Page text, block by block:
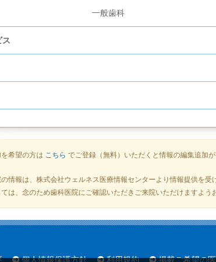
一般歯科
ス
希望の方は こちら でご登録（無料）いただくと情報の編集追加が
情報は、株式会社ウェルネス医療情報センターより情報提供を受
は、念のため歯科医院にご確認いただきご来院いただけますよう
個人情報保護方針 利用規約 掲載ご希望の